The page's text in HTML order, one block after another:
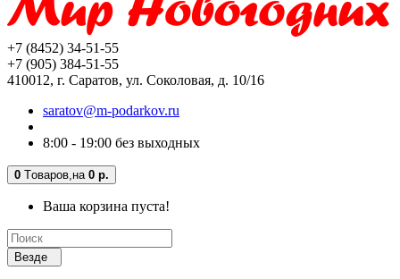
+7 (8452) 34-51-55
+7 (905) 384-51-55
410012, г. Саратов, ул. Соколовая, д. 10/16
saratov@m-podarkov.ru
8:00 - 19:00 без выходных
0 Tоваров, на 0 р.
Ваша корзина пуста!
Везде